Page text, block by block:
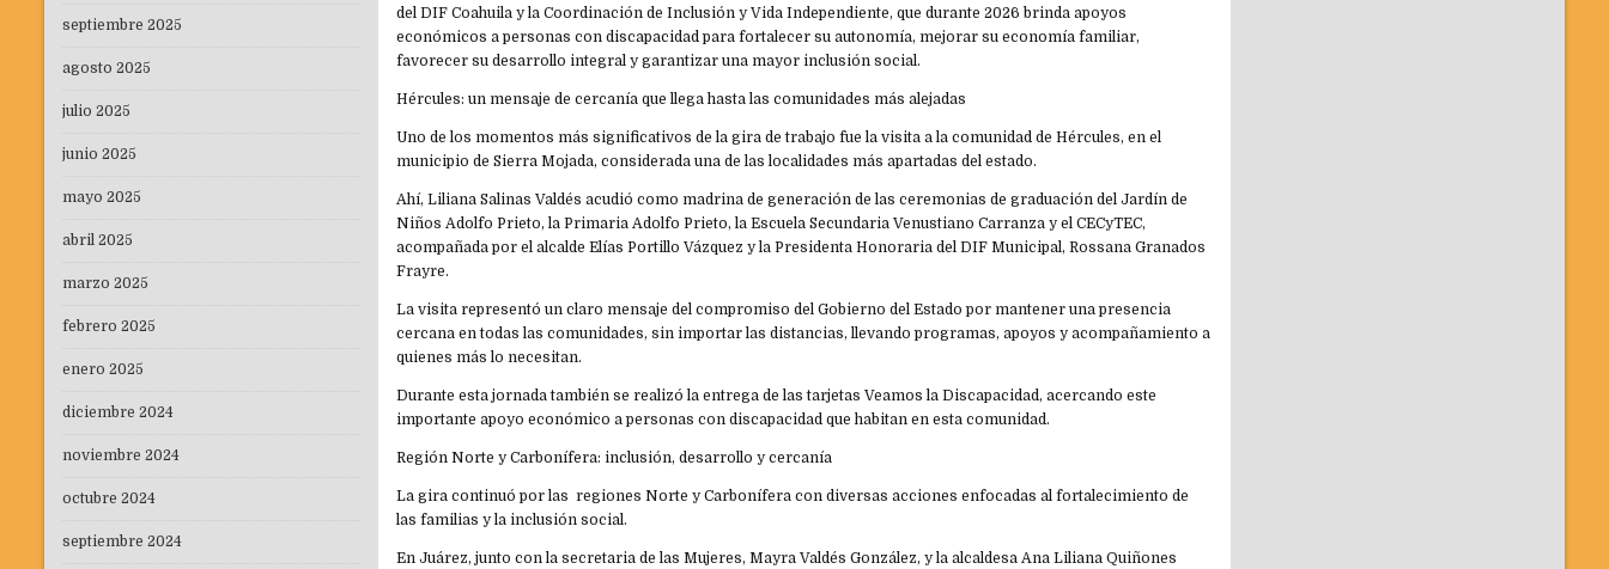
del DIF Coahuila y la Coordinación de Inclusión y Vida Independiente, que durante 2026 brinda apoyos
económicos a personas con discapacidad para fortalecer su autonomía, mejorar su economía familiar,
favorecer su desarrollo integral y garantizar una mayor inclusión social.
Hércules: un mensaje de cercanía que llega hasta las comunidades más alejadas
Uno de los momentos más significativos de la gira de trabajo fue la visita a la comunidad de Hércules, en el
municipio de Sierra Mojada, considerada una de las localidades más apartadas del estado.
Ahí, Liliana Salinas Valdés acudió como madrina de generación de las ceremonias de graduación del Jardín de
Niños Adolfo Prieto, la Primaria Adolfo Prieto, la Escuela Secundaria Venustiano Carranza y el CECyTEC,
acompañada por el alcalde Elías Portillo Vázquez y la Presidenta Honoraria del DIF Municipal, Rossana Granados
Frayre.
La visita representó un claro mensaje del compromiso del Gobierno del Estado por mantener una presencia
cercana en todas las comunidades, sin importar las distancias, llevando programas, apoyos y acompañamiento a
quienes más lo necesitan.
Durante esta jornada también se realizó la entrega de las tarjetas Veamos la Discapacidad, acercando este
importante apoyo económico a personas con discapacidad que habitan en esta comunidad.
Región Norte y Carbonífera: inclusión, desarrollo y cercanía
La gira continuó por las regiones Norte y Carbonífera con diversas acciones enfocadas al fortalecimiento de
las familias y la inclusión social.
En Juárez, junto con la secretaria de las Mujeres, Mayra Valdés González, y la alcaldesa Ana Liliana Quiñones
septiembre 2025
agosto 2025
julio 2025
junio 2025
mayo 2025
abril 2025
marzo 2025
febrero 2025
enero 2025
diciembre 2024
noviembre 2024
octubre 2024
septiembre 2024